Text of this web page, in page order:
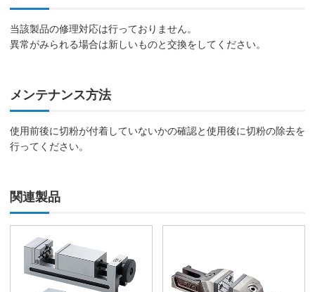
当該製品の修理対応は行っておりません。
異常がみられる場合は新しいものと交換をしてください。
メンテナンス方法
使用前後に切粉が付着していないかの確認と使用後に切粉の除去を
行ってください。
関連製品